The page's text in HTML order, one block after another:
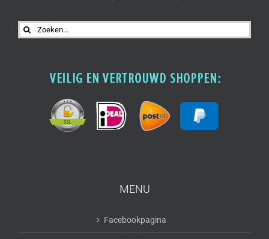
Zoeken
naar:
MENU
Facebookpagina